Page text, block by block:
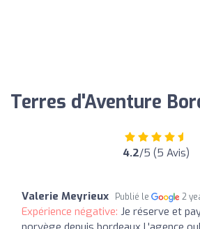
Terres d'Aventure
4.2/5 (5 Avis)
Valerie Meyrieux Publié le 2
Expérience négative: Je réserve et